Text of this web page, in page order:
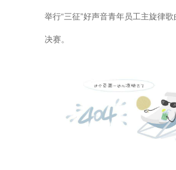
举行“三征”好声音青年员工主旋律
决赛。